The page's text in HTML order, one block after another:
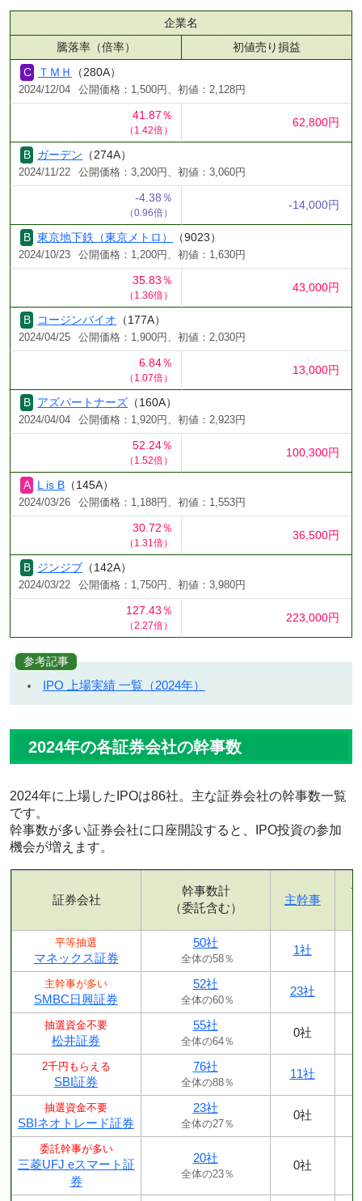
企業名
騰落率（倍率）
初値売り損益
ＴＭＨ
（280A）
2024/12/04 公開価格：1,500円、初値：2,128円
41.87％
（1.42倍）
62,800円
ガーデン （274A）
2024/11/22 公開価格：3,200円、初値：3,060円
-4.38％
（0.96倍）
-14,000円
東京地下鉄（東京メトロ） （9023）
2024/10/23 公開価格：1,200円、初値：1,630円
35.83％
（1.36倍）
43,000円
コージンバイオ （177A）
2024/04/25 公開価格：1,900円、初値：2,030円
6.84％
（1.07倍）
13,000円
アズパートナーズ （160A）
2024/04/04 公開価格：1,920円、初値：2,923円
52.24％
（1.52倍）
100,300円
L is B （145A）
2024/03/26 公開価格：1,188円、初値：1,553円
30.72％
（1.31倍）
36,500円
ジンジブ （142A）
2024/03/22 公開価格：1,750円、初値：3,980円
127.43％
（2.27倍）
223,000円
参考記事
IPO 上場実績 一覧（2024年）
2024年の各証券会社の幹事数
2024年に上場したIPOは86社。主な証券会社の幹事数一覧
です。
幹事数が多い証券会社に口座開設すると、IPO投資の参加
機会が増えます。
証券会社
幹事数計
（委託含む）
主幹事
平等抽選
マネックス証券
50社
全体の58％
1社
主幹事が多い
SMBC日興証券
52社
全体の60％
23社
抽選資金不要
松井証券
55社
全体の64％
0社
2千円もらえる
SBI証券
76社
全体の88％
11社
抽選資金不要
SBIネオトレード証券
23社
全体の27％
0社
委託幹事が多い
三菱UFJ eスマート証
券
20社
全体の23％
0社